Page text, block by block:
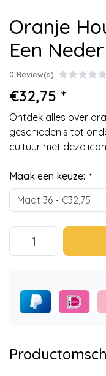
Oranje
Een
0 Review(s)
€32,75 *
Ontdek alles over
geschiedenis tot
cultuur met deze
Maak een keuze: *